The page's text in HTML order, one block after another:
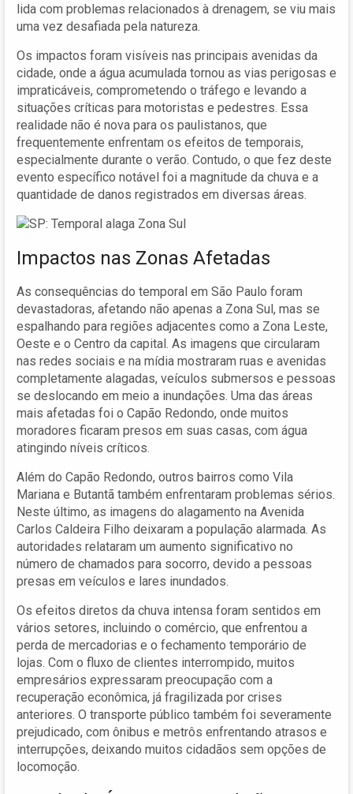
lida com problemas relacionados à drenagem, se viu mais
uma vez desafiada pela natureza.
Os impactos foram visíveis nas principais avenidas da
cidade, onde a água acumulada tornou as vias perigosas e
impraticáveis, comprometendo o tráfego e levando a
situações críticas para motoristas e pedestres. Essa
realidade não é nova para os paulistanos, que
frequentemente enfrentam os efeitos de temporais,
especialmente durante o verão. Contudo, o que fez deste
evento específico notável foi a magnitude da chuva e a
quantidade de danos registrados em diversas áreas.
Impactos nas Zonas Afetadas
As consequências do temporal em São Paulo foram
devastadoras, afetando não apenas a Zona Sul, mas se
espalhando para regiões adjacentes como a Zona Leste,
Oeste e o Centro da capital. As imagens que circularam
nas redes sociais e na mídia mostraram ruas e avenidas
completamente alagadas, veículos submersos e pessoas
se deslocando em meio a inundações. Uma das áreas
mais afetadas foi o Capão Redondo, onde muitos
moradores ficaram presos em suas casas, com água
atingindo níveis críticos.
Além do Capão Redondo, outros bairros como Vila
Mariana e Butantã também enfrentaram problemas sérios.
Neste último, as imagens do alagamento na Avenida
Carlos Caldeira Filho deixaram a população alarmada. As
autoridades relataram um aumento significativo no
número de chamados para socorro, devido a pessoas
presas em veículos e lares inundados.
Os efeitos diretos da chuva intensa foram sentidos em
vários setores, incluindo o comércio, que enfrentou a
perda de mercadorias e o fechamento temporário de
lojas. Com o fluxo de clientes interrompido, muitos
empresários expressaram preocupação com a
recuperação econômica, já fragilizada por crises
anteriores. O transporte público também foi severamente
prejudicado, com ônibus e metrôs enfrentando atrasos e
interrupções, deixando muitos cidadãos sem opções de
locomoção.